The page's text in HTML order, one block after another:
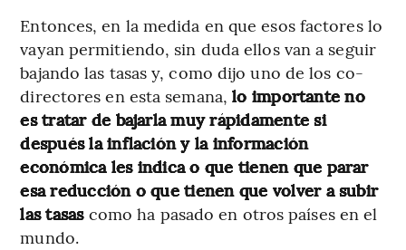
Entonces, en la medida en que esos factores lo
vayan permitiendo, sin duda ellos van a seguir
bajando las tasas y, como dijo uno de los co-
directores en esta semana,lo importante no
es tratar de bajarla muy rápidamente si
después la inflación y la información
económica les indica o que tienen que parar
esa reducción o que tienen que volver a subir
las tasas como ha pasado en otros países en el
mundo.